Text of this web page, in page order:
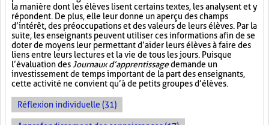
la manière dont les élèves lisent certains textes, les analysent et y
répondent. De plus, elle leur donne un aperçu des champs
d’intérêt, des préoccupations et des valeurs de leurs élèves. Par la
suite, les enseignants peuvent utiliser ces informations afin de se
doter de moyens leur permettant d’aider leurs élèves à faire des
liens entre leurs lectures et la vie de tous les jours. Puisque
l’évaluation des Journaux d’apprentissagedemande un
investissement de temps important de la part des enseignants,
cette activité ne convient qu’à de petits groupes d’élèves.
Réflexion individuelle (31)